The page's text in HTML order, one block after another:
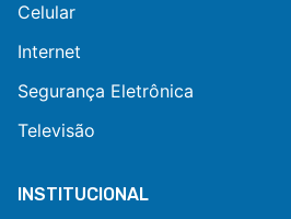
Celular
Internet
Segurança Eletrônica
Televisão
INSTITUCIONAL